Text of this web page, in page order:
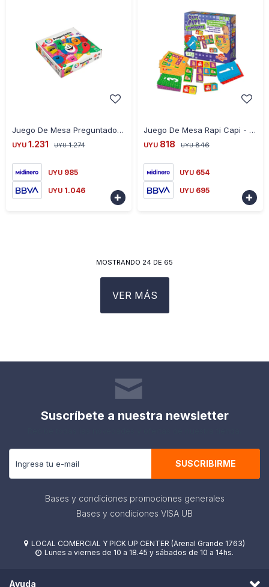
Juego De Mesa Preguntados Junior 14022 Universo Binario - BLANCO
UYU 1.231 UYU 1.274
UYU 985
UYU 1.046

Juego De Mesa Rapi Capi - Rapicapibara 777-145 Ub - CELESTE
UYU 818 UYU 846
UYU 654
UYU 695

MOSTRANDO 24 DE 65
VER MÁS
Suscríbete a nuestra newsletter
SUSCRIBIRME
Bases y condiciones promociones generales
Bases y condiciones VISA UB
 LOCAL COMERCIAL Y PICK UP CENTER (Arenal Grande 1763)
 Lunes a viernes de 10 a 18.45 y sábados de 10 a 14hs.
Ayuda